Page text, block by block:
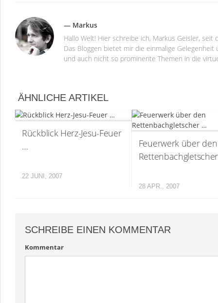
— Markus
Hallo Welt! Hier schreibe ich, Markus Geisler,
Das Bloggen bietet mir die einmalige
und auch nicht so prominente Themen in die
ÄHNLICHE ARTIKEL
Rückblick Herz-Jesu-Feuer
…
22 JUNI, 2007
Feuerwerk über den
28 APR., 2007
SCHREIBE EINEN KOMMENTAR
Kommentar